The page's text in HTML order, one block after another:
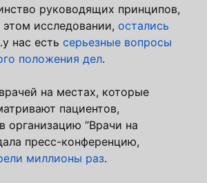
руководящих принципов,
исследовании, остались
нас есть серьезные вопросы
положения дел.
на местах, которые
пациентов,
организацию “Врачи на
пресс-конференцию,
миллионы раз.